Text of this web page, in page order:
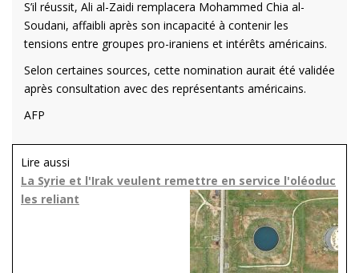
S’il réussit, Ali al-Zaidi remplacera Mohammed Chia al-
Soudani, affaibli après son incapacité à contenir les
tensions entre groupes pro-iraniens et intérêts américains.
Selon certaines sources, cette nomination aurait été validée
après consultation avec des représentants américains.
AFP
Lire aussi
La Syrie et l'Irak veulent remettre en service l'oléoduc
les reliant